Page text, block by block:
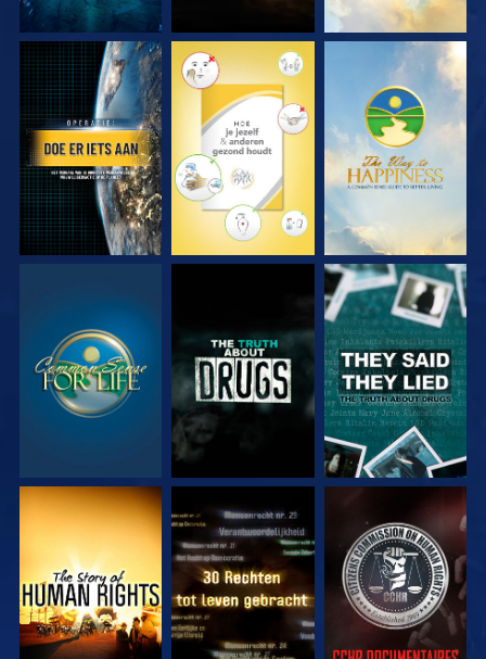
KIJK KIJK KIJK
KIJK KIJK KIJK
KIJK KIJK KIJK